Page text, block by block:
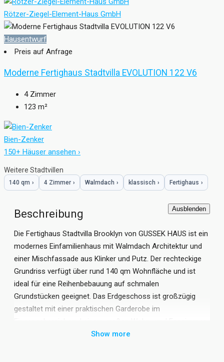
Rötzer-Ziegel-Element-Haus GmbH
Hausentwurf
Preis auf Anfrage
Moderne Fertighaus Stadtvilla EVOLUTION 122 V6
4 Zimmer
123 m²
Bien-Zenker
150+ Häuser ansehen ›
Weitere Stadtvillen
140 qm › 4 Zimmer › Walmdach › klassisch › Fertighaus ›
Beschreibung Ausblenden
Die Fertighaus Stadtvilla Brooklyn von GUSSEK HAUS ist ein
modernes Einfamilienhaus mit Walmdach Architektur und
einer Mischfassade aus Klinker und Putz. Der rechteckige
Grundriss verfügt über rund 140 qm Wohnfläche und ist
ideal für eine Reihenbebauung auf schmalen
Grundstücken geeignet. Das Erdgeschoss ist großzügig
gestaltet mit einer praktischen Garderobe im
mit offener Küche. Der Grundriss im Obergeschoss bietet
Show more